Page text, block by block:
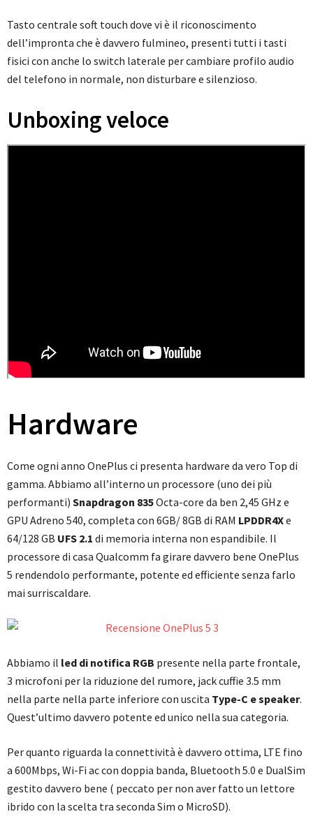
Tasto centrale soft touch dove vi è il riconoscimento
dell’impronta che è davvero fulmineo, presenti tutti i tasti
fisici con anche lo switch laterale per cambiare profilo audio
del telefono in normale, non disturbare e silenzioso.
Unboxing veloce
Hardware
Come ogni anno OnePlus ci presenta hardware da vero Top di
gamma. Abbiamo all’interno un processore (uno dei più
performanti) Snapdragon 835Octa-core da ben 2,45 GHz e
GPU Adreno 540, completa con 6GB/ 8GB di RAM LPDDR4Xe
64/128 GB UFS 2.1 di memoria interna non espandibile. Il
processore di casa Qualcomm fa girare davvero bene OnePlus
5 rendendolo performante, potente ed efficiente senza farlo
mai surriscaldare.
Abbiamo il led di notifica RGB presente nella parte frontale,
3 microfoni per la riduzione del rumore, jack cuffie 3.5 mm
nella parte nella parte inferiore con uscita Type-C e speaker.
Quest’ultimo davvero potente ed unico nella sua categoria.
Per quanto riguarda la connettività è davvero ottima, LTE fino
a 600Mbps, Wi-Fi ac con doppia banda, Bluetooth 5.0 e DualSim
gestito davvero bene ( peccato per non aver fatto un lettore
ibrido con la scelta tra seconda Sim o MicroSD).